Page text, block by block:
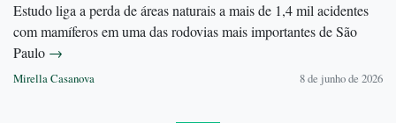
Estudo liga a perda de áreas naturais a mais de 1,4 mil acidentes
com mamíferos em uma das rodovias mais importantes de São
Paulo →
Mirella Casanova 8 de junho de 2026